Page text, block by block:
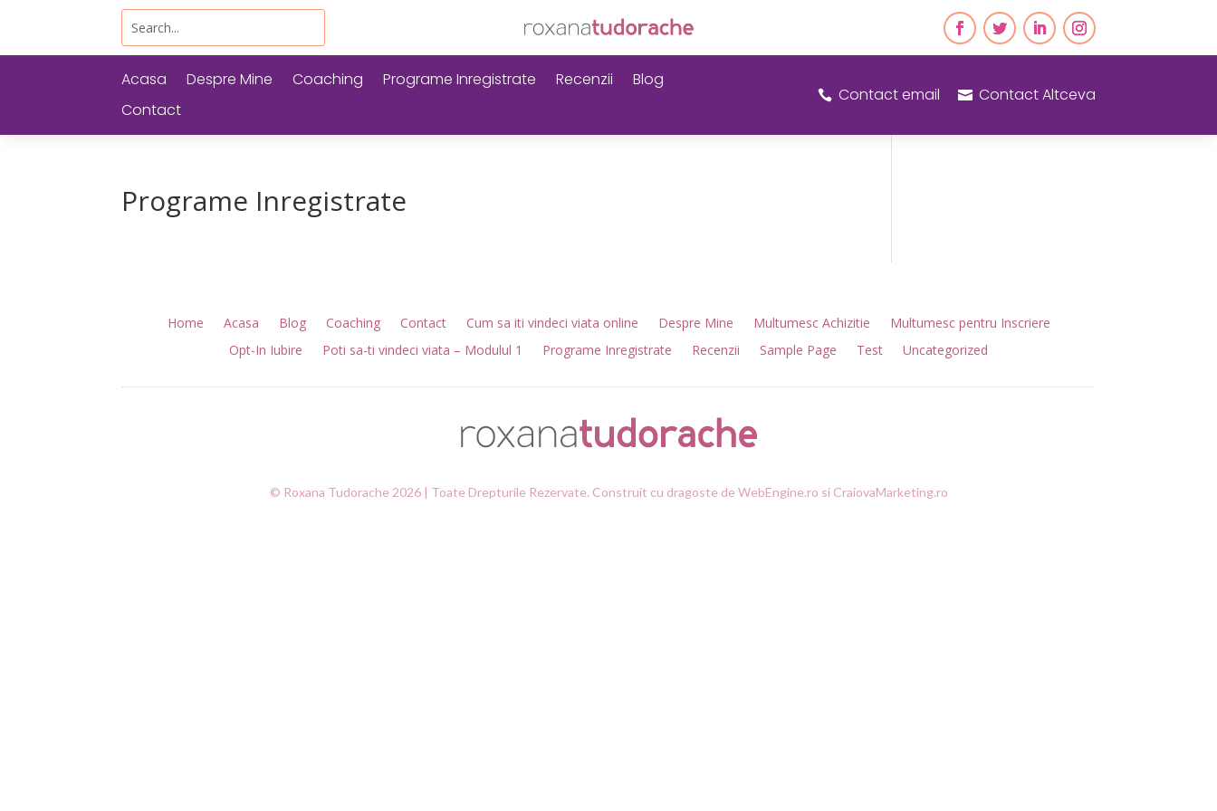
Acasa Despre Mine Coaching Programe Inregistrate Recenzii
Blog
Contact
 Contact email  Contact Altceva
Programe Inregistrate
Home Acasa Blog Coaching Contact Cum sa iti vindeci viata online Despre Mine Multumesc Achizitie
Multumesc pentru Inscriere
Opt-In Iubire
Poti sa-ti vindeci viata – Modulul 1 Programe Inregistrate Recenzii Sample Page Test Uncategorized
© Roxana Tudorache 2026 | Toate Drepturile Rezervate. Construit cu dragoste de WebEngine.ro si CraiovaMarketing.ro